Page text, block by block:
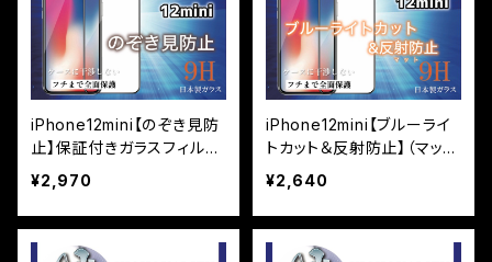
iPhone12mini【のぞき見防
止】保証付きガラスフィルム
『鎧』全面フルカバー
¥2,970
iPhone12mini【ブルーライ
トカット＆反射防止】（マッ
ト）保証付きガラスフィルム
『鎧』全面フルカバー
¥2,640